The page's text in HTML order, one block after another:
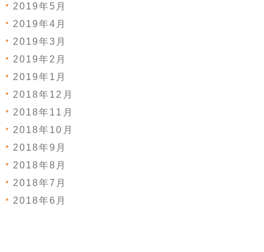
2019年5月
2019年4月
2019年3月
2019年2月
2019年1月
2018年12月
2018年11月
2018年10月
2018年9月
2018年8月
2018年7月
2018年6月